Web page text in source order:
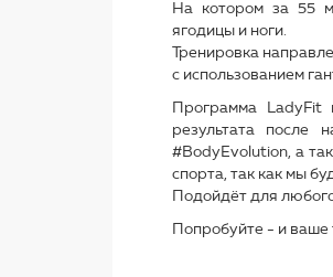
На котором за 55
ягодицы и ноги.
Тренировка
с использованием
Программа LadyFit
результата после
#BodyEvolution, а
спорта, так как мы
Подойдёт для
Попробуйте - и ваше